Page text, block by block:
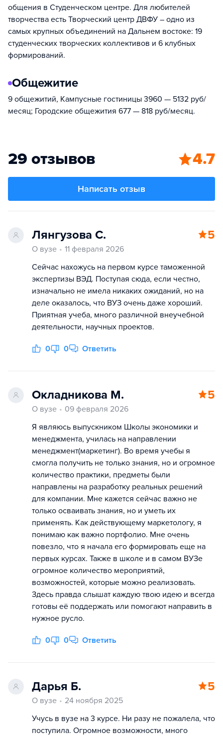
общения в Студенческом центре. Для любителей
творчества есть Творческий центр ДВФУ – одно из
самых крупных объединений на Дальнем востоке: 19
студенческих творческих коллективов и 6 клубных
формирований.
Общежитие
9 общежитий, Кампусные гостиницы 3960 — 5132 руб/
месяц; Городские общежития 677 — 818 руб/месяц.
29 отзывов 4.7
Написать отзыв
Лянгузова С. 5
О вузе
11 февраля 2026
Сейчас нахожусь на первом курсе таможенной
экспертизы ВЭД. Поступая сюда, если честно,
изначально не имела никаких ожиданий, но на
деле оказалось, что ВУЗ очень даже хороший.
Приятная учеба, много различной внеучебной
деятельности, научных проектов.
0 0 Ответить
Окладникова М. 5
О вузе
09 февраля 2026
Я являюсь выпускником Школы экономики и
менеджмента, училась на направлении
менеджмент(маркетинг). Во время учебы я
смогла получить не только знания, но и огромное
количество практики, предметы были
направлены на разработку реальных решений
для компании. Мне кажется сейчас важно не
только осваивать знания, но и уметь их
применять. Как действующему маркетологу, я
понимаю как важно портфолио. Мне очень
повезло, что я начала его формировать еще на
первых курсах. Также в школе и в самом ВУЗе
огромное количество мероприятий,
возможностей, которые можно реализовать.
Здесь правда слышат каждую твою идею и всегда
готовы её поддержать или помогают направить в
нужное русло.
0 0 Ответить
Дарья Б. 5
О вузе
24 ноября 2025
Учусь в вузе на 3 курсе. Ни разу не пожалела, что
поступила. Огромное возможности, много